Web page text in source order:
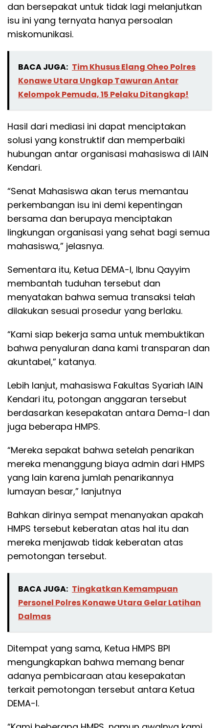
dan bersepakat untuk tidak lagi melanjutkan
isu ini yang ternyata hanya persoalan
miskomunikasi.
BACA JUGA: Tim Khusus Elang Oheo Polres
Konawe Utara Ungkap Tawuran Antar
Kelompok Pemuda, 15 Pelaku Ditangkap!
Hasil dari mediasi ini dapat menciptakan
solusi yang konstruktif dan memperbaiki
hubungan antar organisasi mahasiswa di IAIN
Kendari.
“Senat Mahasiswa akan terus memantau
perkembangan isu ini demi kepentingan
bersama dan berupaya menciptakan
lingkungan organisasi yang sehat bagi semua
mahasiswa,” jelasnya.
Sementara itu, Ketua DEMA-I, Ibnu Qayyim
membantah tuduhan tersebut dan
menyatakan bahwa semua transaksi telah
dilakukan sesuai prosedur yang berlaku.
“Kami siap bekerja sama untuk membuktikan
bahwa penyaluran dana kami transparan dan
akuntabel,” katanya.
Lebih lanjut, mahasiswa Fakultas Syariah IAIN
Kendari itu, potongan anggaran tersebut
berdasarkan kesepakatan antara Dema-I dan
juga beberapa HMPS.
“Mereka sepakat bahwa setelah penarikan
mereka menanggung biaya admin dari HMPS
yang lain karena jumlah penarikannya
lumayan besar,” lanjutnya
Bahkan dirinya sempat menanyakan apakah
HMPS tersebut keberatan atas hal itu dan
mereka menjawab tidak keberatan atas
pemotongan tersebut.
BACA JUGA: Tingkatkan Kemampuan
Personel Polres Konawe Utara Gelar Latihan
Dalmas
Ditempat yang sama, Ketua HMPS BPI
mengungkapkan bahwa memang benar
adanya pembicaraan atau kesepakatan
terkait pemotongan tersebut antara Ketua
DEMA-I.